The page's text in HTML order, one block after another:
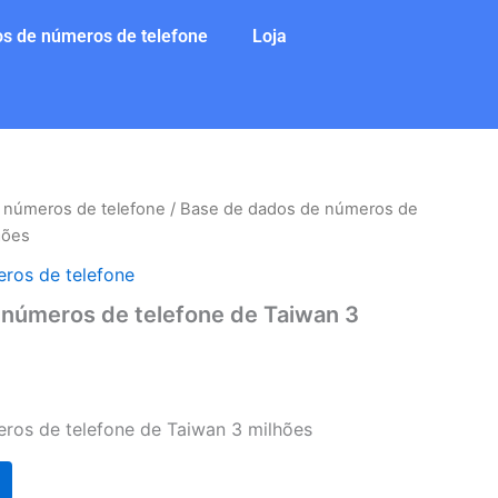
de números de telefone Loja
de telefone / Base de dados de números de
de telefone
de telefone de Taiwan 3
de telefone de Taiwan 3 milhões